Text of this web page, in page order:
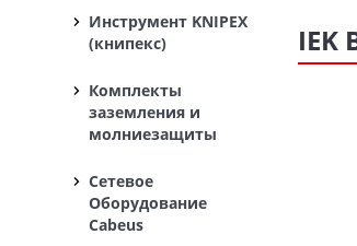
Инструмент KNIPEX
(книпекс)
Комплекты
заземления и
молниезащиты
Сетевое
Оборудование
Cabeus
IEK